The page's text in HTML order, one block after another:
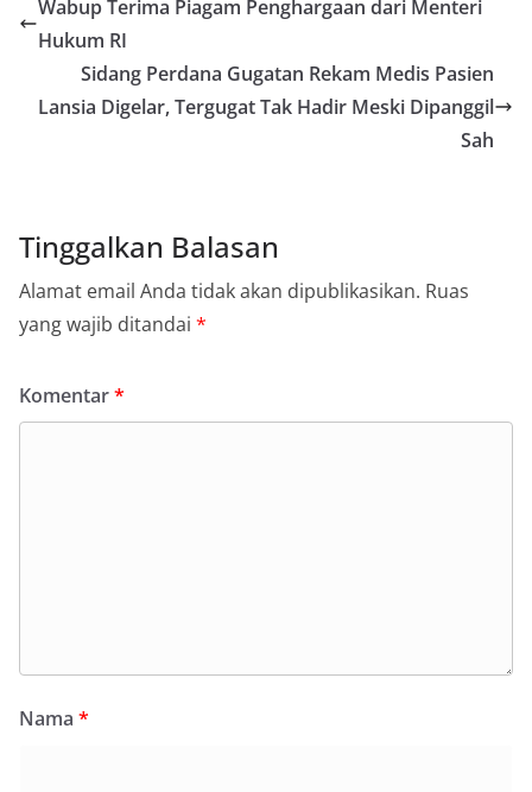
Wabup Terima Piagam Penghargaan dari Menteri
Hukum RI
Sidang Perdana Gugatan Rekam Medis Pasien
Lansia Digelar, Tergugat Tak Hadir Meski Dipanggil
Sah
Tinggalkan Balasan
Alamat email Anda tidak akan dipublikasikan. Ruas
yang wajib ditandai *
Komentar*
Nama *